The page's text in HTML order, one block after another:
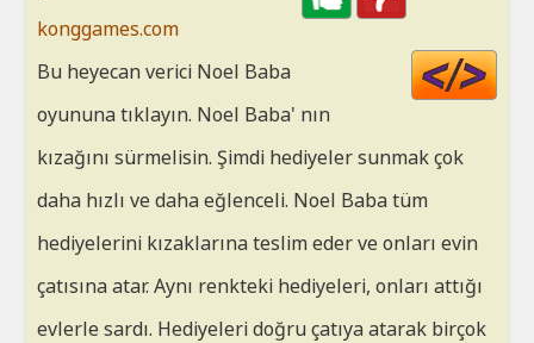
konggames.com
Bu heyecan verici Noel Baba
oyununa tıklayın. Noel Baba' nın
kızağını sürmelisin. Şimdi hediyeler sunmak çok
daha hızlı ve daha eğlenceli. Noel Baba tüm
hediyelerini kızaklarına teslim eder ve onları evin
çatısına atar. Aynı renkteki hediyeleri, onları attığı
evlerle sardı. Hediyeleri doğru çatıya atarak birçok